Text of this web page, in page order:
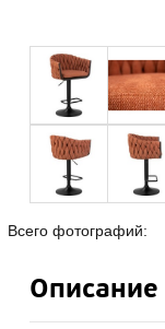
Всего фотографий:
Описание